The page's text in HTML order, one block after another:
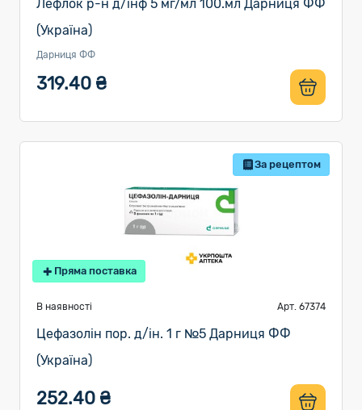
Лефлок р-н д/інф 5 мг/мл 100.мл Дарниця ФФ
(Україна)
Дарниця ФФ
319.40 ₴
За рецептом
Пряма поставка
В наявності Арт. 67374
Цефазолін пор. д/ін. 1 г №5 Дарниця ФФ
(Україна)
252.40 ₴